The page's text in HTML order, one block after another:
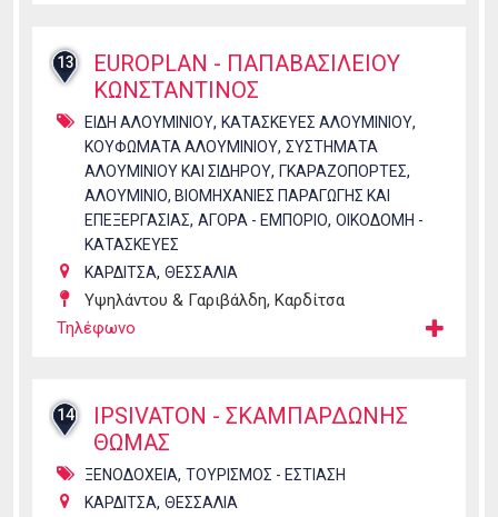
13
EUROPLAN - ΠΑΠΑΒΑΣΙΛΕΙΟΥ
ΚΩΝΣΤΑΝΤΙΝΟΣ
ΕΙΔΗ ΑΛΟΥΜΙΝΙΟΥ, ΚΑΤΑΣΚΕΥΕΣ ΑΛΟΥΜΙΝΙΟΥ,
ΚΟΥΦΩΜΑΤΑ ΑΛΟΥΜΙΝΙΟΥ, ΣΥΣΤΗΜΑΤΑ
ΑΛΟΥΜΙΝΙΟΥ ΚΑΙ ΣΙΔΗΡΟΥ, ΓΚΑΡΑΖΟΠΟΡΤΕΣ,
ΑΛΟΥΜΙΝΙΟ, ΒΙΟΜΗΧΑΝΙΕΣ ΠΑΡΑΓΩΓΗΣ ΚΑΙ
ΕΠΕΞΕΡΓΑΣΙΑΣ, ΑΓΟΡΑ - ΕΜΠΟΡΙΟ, ΟΙΚΟΔΟΜΗ -
ΚΑΤΑΣΚΕΥΕΣ
ΚΑΡΔΙΤΣΑ, ΘΕΣΣΑΛΙΑ
Υψηλάντου & Γαριβάλδη, Καρδίτσα
Τηλέφωνο
14
IPSIVATON - ΣΚΑΜΠΑΡΔΩΝΗΣ
ΘΩΜΑΣ
ΞΕΝΟΔΟΧΕΙΑ, ΤΟΥΡΙΣΜΟΣ - ΕΣΤΙΑΣΗ
ΚΑΡΔΙΤΣΑ, ΘΕΣΣΑΛΙΑ